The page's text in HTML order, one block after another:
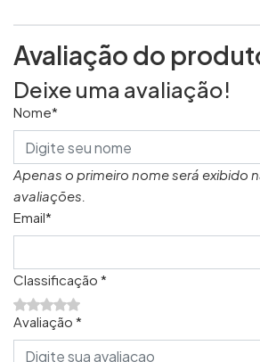
Avaliação do
Deixe uma avaliação!
Nome*
Apenas o primeiro nome será exibido
avaliações.
Email*
Classificação *
Avaliação *